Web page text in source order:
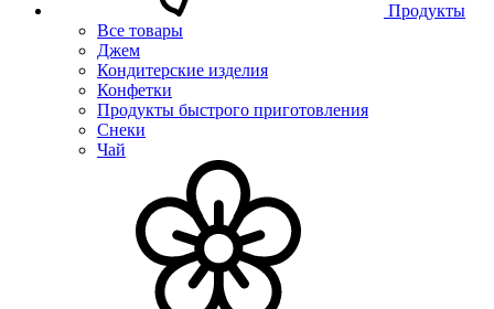
Продукты
Все товары
Джем
Кондитерские изделия
Конфетки
Продукты быстрого приготовления
Снеки
Чай